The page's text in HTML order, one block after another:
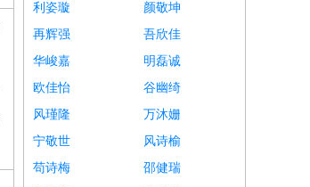
利姿璇
颜敬坤
再辉强
吾欣佳
华峻嘉
明磊诚
欧佳怡
谷幽绮
风瑾隆
万沐姗
宁敬世
风诗榆
苟诗梅
邵健瑞